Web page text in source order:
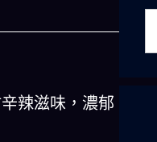
辣滋味，濃郁